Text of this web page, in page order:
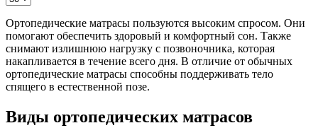
Ортопедические матрасы пользуются высоким спросом. Они
помогают обеспечить здоровый и комфортный сон. Также
снимают излишнюю нагрузку с позвоночника, которая
накапливается в течение всего дня. В отличие от обычных
ортопедические матрасы способны поддерживать тело
спящего в естественной позе.
Виды ортопедических матрасов